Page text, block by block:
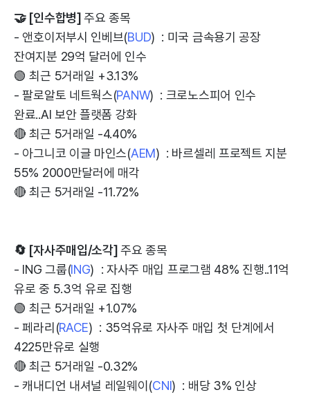
🤝 [인수합병]주요 종목
- 앤호이저부시 인베브(BUD) : 미국 금속용기 공장
잔여지분 29억 달러에 인수
🟢 최근 5거래일 +3.13%
- 팔로알토 네트웍스(PANW) : 크로노스피어 인수
완료..AI 보안 플랫폼 강화
🔴 최근 5거래일 -4.40%
- 아그니코 이글 마인스(AEM) : 바르셀레 프로젝트 지분
55% 2000만달러에 매각
🔴 최근 5거래일 -11.72%
🔄 [자사주매입/소각]주요 종목
- ING 그룹(ING) : 자사주 매입 프로그램 48% 진행..11억
유로 중 5.3억 유로 집행
🟢 최근 5거래일 +1.07%
- 페라리(RACE) : 35억유로 자사주 매입 첫 단계에서
4225만유로 실행
🔴 최근 5거래일 -0.32%
- 캐내디언 내셔널 레일웨이(CNI) : 배당 3% 인상